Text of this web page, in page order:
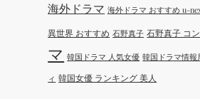
海外ドラマ 海外ドラマ おすすめ u-
異世界 おすすめ 石野真子 石野真子 コ
マ 韓国ドラマ 人気女優 韓国ドラマ情報
ィ 韓国女優 ランキング 美人